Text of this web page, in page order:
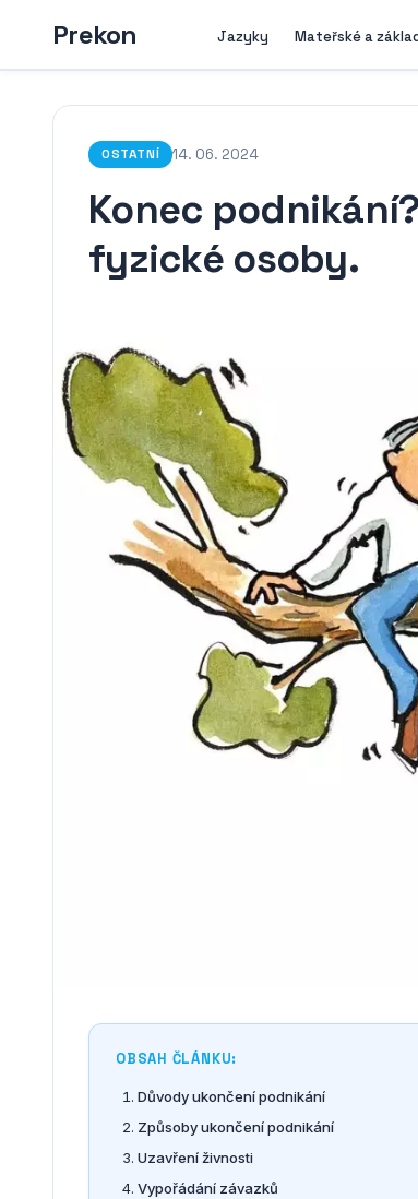
Prekon Jazyky Mateřské a
OSTATNÍ 14. 06. 2024
Konec
fyzické osoby.
OBSAH ČLÁNKU:
Důvody ukončení podnikání
Způsoby ukončení podnikání
Uzavření živnosti
Vypořádání závazků